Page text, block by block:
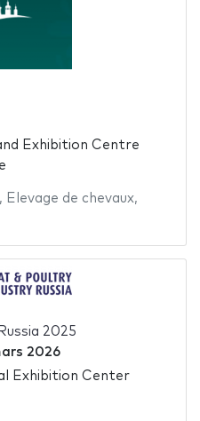
Exhibition Centre
, Elevage de chevaux,
2025
2026
Exhibition Center